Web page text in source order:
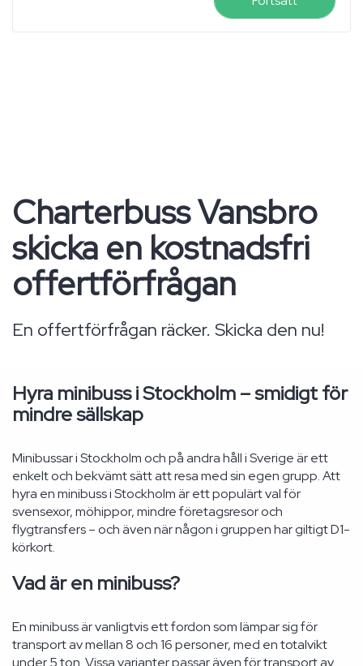
Charterbuss Vansbro
skicka en kostnadsfri
offertförfrågan
En offertförfrågan räcker. Skicka den nu!
Hyra minibuss i Stockholm – smidigt för
mindre sällskap
Minibussar i Stockholm och på andra håll i Sverige är ett
enkelt och bekvämt sätt att resa med sin egen grupp. Att
hyra en minibuss i Stockholm är ett populärt val för
svensexor, möhippor, mindre företagsresor och
flygtransfers – och även när någon i gruppen har giltigt D1-
körkort.
Vad är en minibuss?
En minibuss är vanligtvis ett fordon som lämpar sig för
transport av mellan 8 och 16 personer, med en totalvikt
under 5 ton. Vissa varianter passar även för transport av